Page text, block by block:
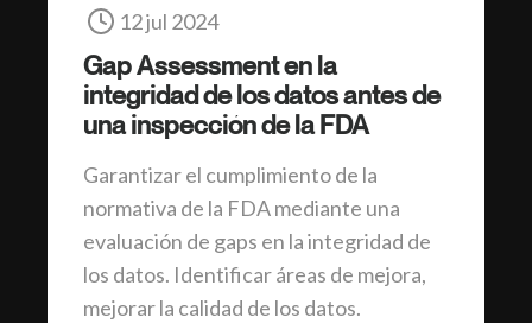
12 jul 2024
Gap Assessment en la
integridad de los datos antes de
una inspección de la FDA
Garantizar el cumplimiento de la
normativa de la FDA mediante una
evaluación de gaps en la integridad de
los datos. Identificar áreas de mejora,
mejorar la calidad de los datos.